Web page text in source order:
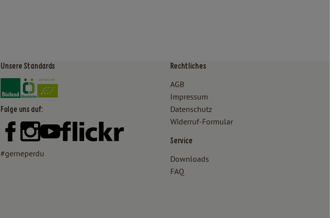
Unsere Standards
Externer Link zu https://www.bioland.de/verbraucher
Externer Link zu https://www.oekokiste.de/
Folge uns auf:
Externer Link zu https://www.facebook.com/lammertzhof/
Externer Link zu https://www.instagram.com/lammertzhof/
Externer Link zu https://www.youtube.com/channel/
Externer Link zu https://www.flickr.com/photos/
#gerneperdu
Rechtliches
AGB
Impressum
Datenschutz
Widerruf-Formular
Service
Downloads
FAQ